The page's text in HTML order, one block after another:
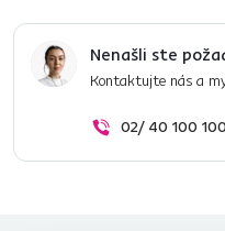
Nenašli ste
Kontaktujte nás a
02/ 40 100 100